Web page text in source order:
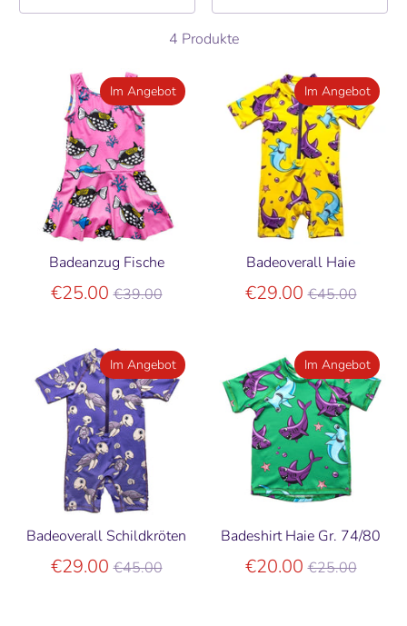
4 Produkte
Badeanzug Fische
€25.00Normaler
€39.00
Im Angebot
Badeoverall Haie
€29.00Normaler
€45.00
Im Angebot
Badeoverall Schildkröten
€29.00Normaler
€45.00
Im Angebot
Badeshirt Haie Gr. 74/80
€20.00Normaler
€25.00
Im Angebot